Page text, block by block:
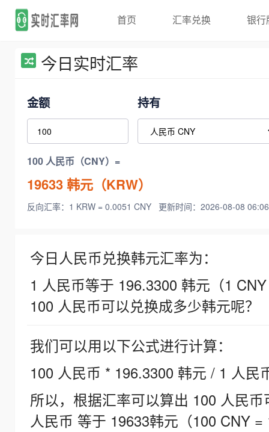
首页 汇率兑换 银行
今日实时汇率
金额 持有
100 人民币（CNY）=
19633韩元（KRW）
反向汇率：1 KRW = 0.0051 CNY 更新时间：2026-08-08
今日人民币兑换韩元汇率为：
1 人民币等于 196.3300 韩元（1
100 人民币可以兑换成多少韩元呢？
我们可以用以下公式进行计算：
100 人民币 * 196.3300 韩元 / 1 人民
所以，根据汇率可以算出 100 人民
人民币 等于 19633韩元（100 CNY =